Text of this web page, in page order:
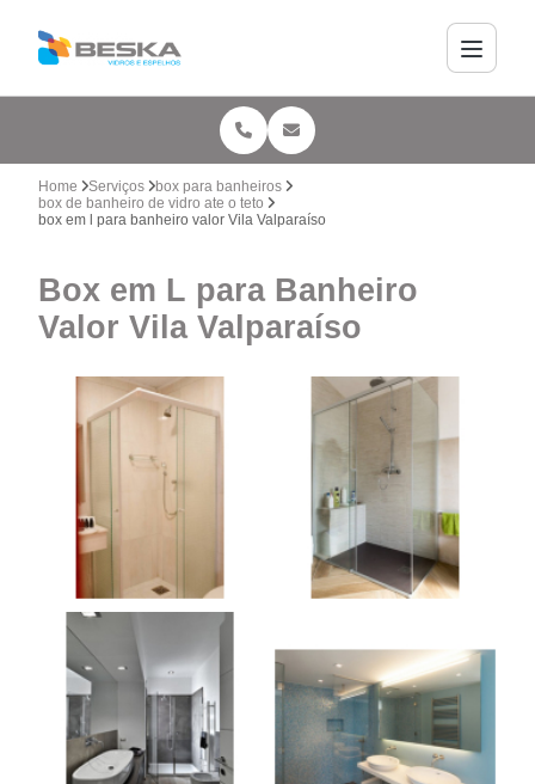
Home Serviços
box para banheiros
box de banheiro de vidro ate o teto
box em l para banheiro valor Vila Valparaíso
Box em L para Banheiro
Valor Vila Valparaíso